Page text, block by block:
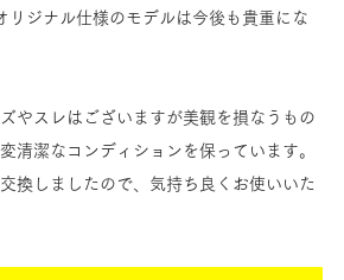
リジナル仕様のモデルは今後も貴重にな
やスレはございますが美観を損なうもの
清潔なコンディションを保っています。
換しましたので、気持ち良くお使いいた